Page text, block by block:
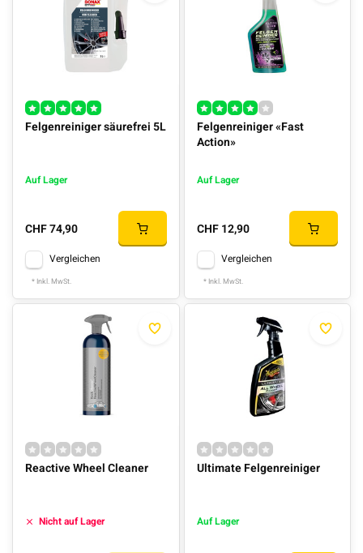
Felgenreiniger säurefrei 5L
Auf Lager
CHF 74,90
Vergleichen
* Inkl. MwSt.
Felgenreiniger «Fast
Action»
Auf Lager
CHF 12,90
Vergleichen
* Inkl. MwSt.
Reactive Wheel Cleaner
Nicht auf Lager
Ultimate Felgenreiniger
Auf Lager